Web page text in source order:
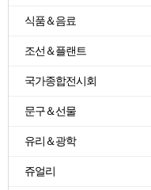
식품＆음료
조선＆플랜트
국가종합전시회
문구＆선물
유리＆광학
쥬얼리